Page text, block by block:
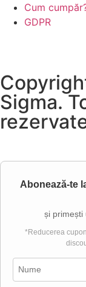
Cum
GDPR
Sigma.
Abonează-te
și primești
*Reducerea